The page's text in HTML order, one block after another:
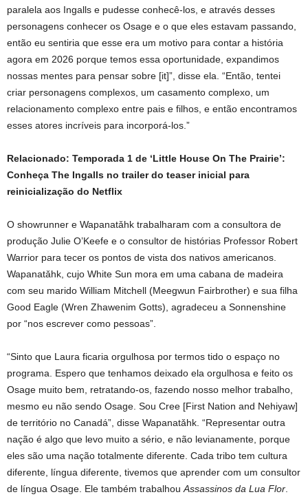
paralela aos Ingalls e pudesse conhecê-los, e através desses
personagens conhecer os Osage e o que eles estavam passando,
então eu sentiria que esse era um motivo para contar a história
agora em 2026 porque temos essa oportunidade, expandimos
nossas mentes para pensar sobre [it]”, disse ela. “Então, tentei
criar personagens complexos, um casamento complexo, um
relacionamento complexo entre pais e filhos, e então encontramos
esses atores incríveis para incorporá-los.”
Relacionado: Temporada 1 de ‘Little House On The Prairie’:
Conheça The Ingalls no trailer do teaser inicial para
reinicialização do Netflix
O showrunner e Wapanatǎhk trabalharam com a consultora de
produção Julie O’Keefe e o consultor de histórias Professor Robert
Warrior para tecer os pontos de vista dos nativos americanos.
Wapanatǎhk, cujo White Sun mora em uma cabana de madeira
com seu marido William Mitchell (Meegwun Fairbrother) e sua filha
Good Eagle (Wren Zhawenim Gotts), agradeceu a Sonnenshine
por “nos escrever como pessoas”.
“Sinto que Laura ficaria orgulhosa por termos tido o espaço no
programa. Espero que tenhamos deixado ela orgulhosa e feito os
Osage muito bem, retratando-os, fazendo nosso melhor trabalho,
mesmo eu não sendo Osage. Sou Cree [First Nation and Nehiyaw]
de território no Canadá”, disse Wapanatǎhk. “Representar outra
nação é algo que levo muito a sério, e não levianamente, porque
eles são uma nação totalmente diferente. Cada tribo tem cultura
diferente, língua diferente, tivemos que aprender com um consultor
de língua Osage. Ele também trabalhou Assassinos da Lua Flor